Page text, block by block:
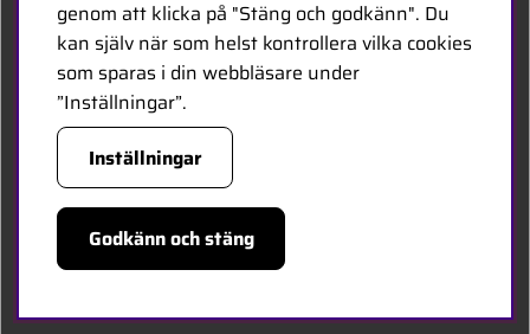
FÖLJ OSS
Facebook
HANDLA TRYGGT
genom att klicka på "Stäng och godkänn". Du
kan själv när som helst kontrollera vilka cookies
som sparas i din webbläsare under
”Inställningar”.
Inställningar
Godkänn och stäng